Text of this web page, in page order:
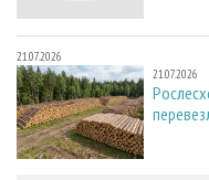
21.07.2026
21.07.2026